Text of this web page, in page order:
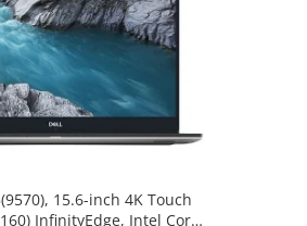
15.6-inch 4K Touch
InfinityEdge, Intel Core